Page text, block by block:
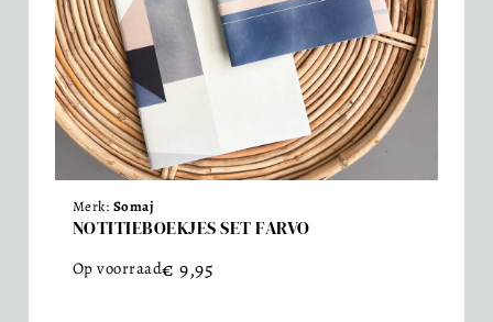
Merk: Somaj
NOTITIEBOEKJES SET FARVO
Op voorraad€ 9,95